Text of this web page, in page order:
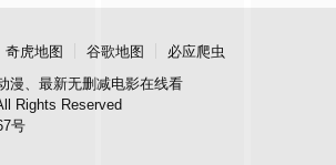
奇虎地图 谷歌地图
必应爬虫
漫、最新无删减电影在线看
Rights Reserved
号